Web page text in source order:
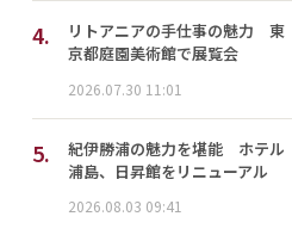
4.
リトアニアの手仕事の魅力 東
京都庭園美術館で展覧会
2026.07.30 11:01
5.
紀伊勝浦の魅力を堪能 ホテル
浦島、日昇館をリニューアル
2026.08.03 09:41